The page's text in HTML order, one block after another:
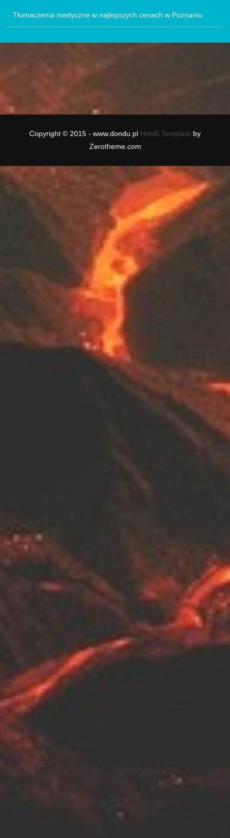
Tłumaczenia medyczne w najlepszych cenach w Poznaniu
Copyright © 2015 - www.dondu.pl Html5 Template by
Zerotheme.com